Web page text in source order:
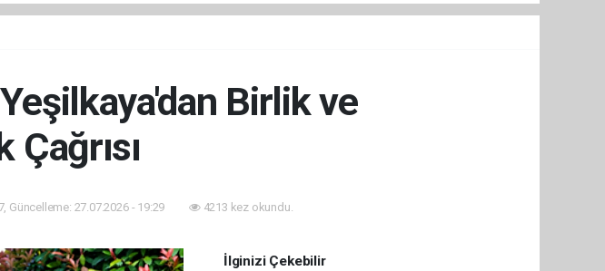
Birlik ve
Çağrısı
Güncelleme: 27.07.2026 - 19:29 4213 kez okundu.
İlginizi Çekebilir